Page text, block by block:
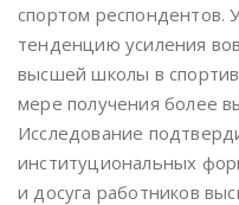
спортом респондентов.
тенденцию усиления
высшей школы в
мере получения более
Исследование
институциональных
и досуга работников